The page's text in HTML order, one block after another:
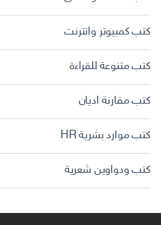
كتب كمبيوتر وانترنت
كتب متنوعة للقراءة
كتب مقارنة اديان
كتب موارد بشرية HR
كتب ودواوين شعرية